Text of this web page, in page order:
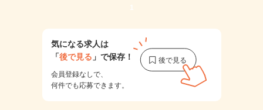
1
気になる求人は
「後で見る 」で保存！
会員登録なしで、
何件でも応募できます。